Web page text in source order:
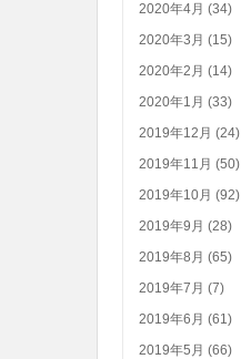
2020年4月 (34)
2020年3月 (15)
2020年2月 (14)
2020年1月 (33)
2019年12月 (24)
2019年11月 (50)
2019年10月 (92)
2019年9月 (28)
2019年8月 (65)
2019年7月 (7)
2019年6月 (61)
2019年5月 (66)